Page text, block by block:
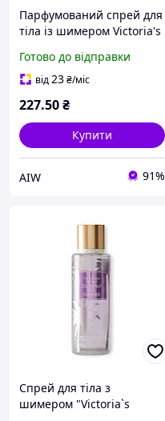
Парфумований спрей для
тіла із шимером Victoria's
Готово до відправки
від23₴/міс
227.50₴
Купити
AIW 91%
Спрей для тіла з
шимером "Victoria`s